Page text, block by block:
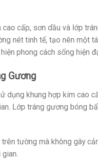
cấp, sơn dầu và lớp
nét tinh tế, tạo nên một
phong cách sống hiện
Gương
dụng khung hợp kim cao
Lớp tráng gương bóng
tường mà không gây